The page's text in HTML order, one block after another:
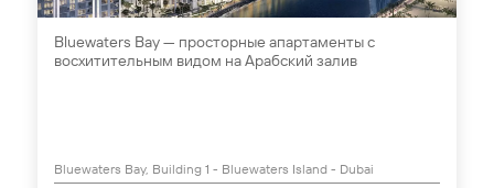
Bluewaters Bay — просторные апартаменты с
восхитительным видом на Арабский залив
Bluewaters Bay, Building 1 - Bluewaters Island - Dubai